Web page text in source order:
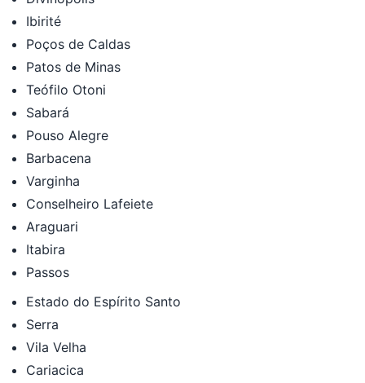
Ibirité
Poços de Caldas
Patos de Minas
Teófilo Otoni
Sabará
Pouso Alegre
Barbacena
Varginha
Conselheiro Lafeiete
Araguari
Itabira
Passos
Estado do Espírito Santo
Serra
Vila Velha
Cariacica